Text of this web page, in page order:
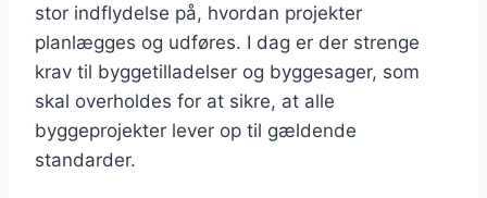
stor indflydelse på, hvordan projekter
planlægges og udføres. I dag er der strenge
krav til byggetilladelser og byggesager, som
skal overholdes for at sikre, at alle
byggeprojekter lever op til gældende
standarder.